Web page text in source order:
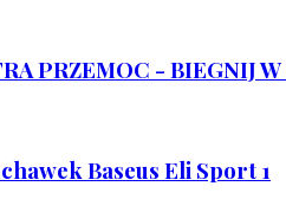
PRZEMOC - BIEGNIJ
Baseus Eli Sport 1